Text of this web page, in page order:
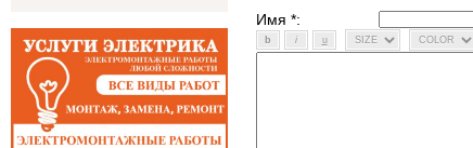
Имя *: